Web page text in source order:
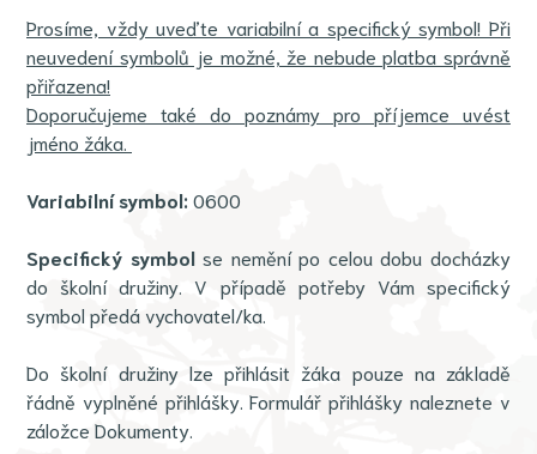
Prosíme, vždy uveďte variabilní a specifický symbol! Při
neuvedení symbolů je možné, že nebude platba správně
přiřazena!
Doporučujeme také do poznámy pro příjemce uvést
jméno žáka.
Variabilní symbol: 0600
Specifický symbolse nemění po celou dobu docházky
do školní družiny. V případě potřeby Vám specifický
symbol předá vychovatel/ka.
Do školní družiny lze přihlásit žáka pouze na základě
řádně vyplněné přihlášky. Formulář přihlášky naleznete v
záložce Dokumenty.